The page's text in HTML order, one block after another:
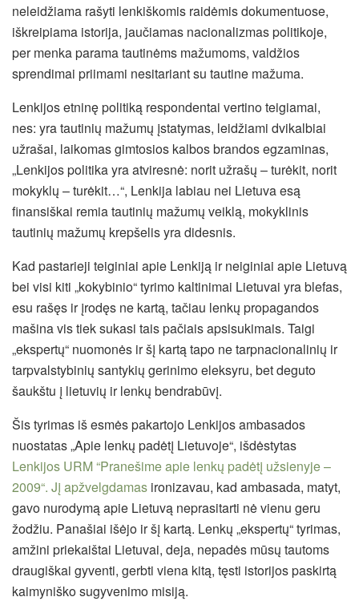
neleidžiama rašyti lenkiškomis raidėmis dokumentuose,
iškreipiama istorija, jaučiamas nacionalizmas politikoje,
per menka parama tautinėms mažumoms, valdžios
sprendimai priimami nesitariant su tautine mažuma.
Lenkijos etninę politiką respondentai vertino teigiamai,
nes: yra tautinių mažumų įstatymas, leidžiami dvikalbiai
užrašai, laikomas gimtosios kalbos brandos egzaminas,
„Lenkijos politika yra atviresnė: norit užrašų – turėkit, norit
mokyklų – turėkit…“, Lenkija labiau nei Lietuva esą
finansiškai remia tautinių mažumų veiklą, mokyklinis
tautinių mažumų krepšelis yra didesnis.
Kad pastarieji teiginiai apie Lenkiją ir neiginiai apie Lietuvą
bei visi kiti „kokybinio“ tyrimo kaltinimai Lietuvai yra blefas,
esu rašęs ir įrodęs ne kartą, tačiau lenkų propagandos
mašina vis tiek sukasi tais pačiais apsisukimais. Taigi
„ekspertų“ nuomonės ir šį kartą tapo ne tarpnacionalinių ir
tarpvalstybinių santykių gerinimo eleksyru, bet deguto
šaukštu į lietuvių ir lenkų bendrabūvį.
Šis tyrimas iš esmės pakartojo Lenkijos ambasados
nuostatas „Apie lenkų padėtį Lietuvoje“, išdėstytas
Lenkijos URM “Pranešime apie lenkų padėtį užsienyje –
2009“. Jį apžvelgdamas ironizavau, kad ambasada, matyt,
gavo nurodymą apie Lietuvą neprasitarti nė vienu geru
žodžiu. Panašiai išėjo ir šį kartą. Lenkų „ekspertų“ tyrimas,
amžini priekaištai Lietuvai, deja, nepadės mūsų tautoms
draugiškai gyventi, gerbti viena kitą, tęsti istorijos paskirtą
kaimyniško sugyvenimo misiją.